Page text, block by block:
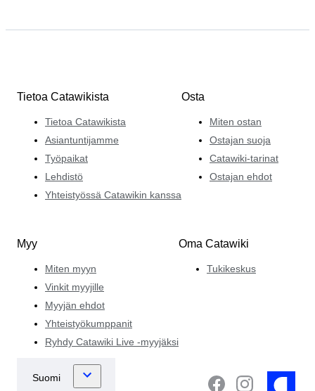
Tietoa Catawikista
Tietoa Catawikista
Asiantuntijamme
Työpaikat
Lehdistö
Yhteistyössä Catawikin kanssa
Osta
Miten ostan
Ostajan suoja
Catawiki-tarinat
Ostajan ehdot
Myy
Miten myyn
Vinkit myyjille
Myyjän ehdot
Yhteistyökumppanit
Ryhdy Catawiki Live -myyjäksi
Oma Catawiki
Tukikeskus